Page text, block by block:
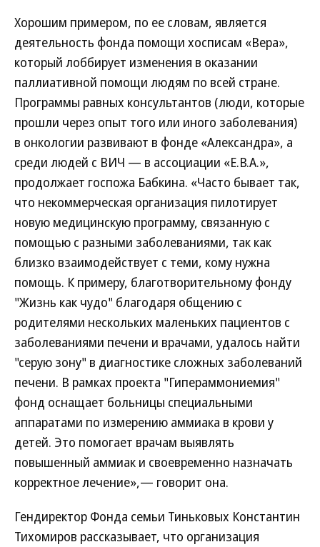
Хорошим примером, по ее словам, является
деятельность фонда помощи хосписам «Вера»,
который лоббирует изменения в оказании
паллиативной помощи людям по всей стране.
Программы равных консультантов (люди, которые
прошли через опыт того или иного заболевания)
в онкологии развивают в фонде «Александра», а
среди людей с ВИЧ — в ассоциации «Е.В.А.»,
продолжает госпожа Бабкина. «Часто бывает так,
что некоммерческая организация пилотирует
новую медицинскую программу, связанную с
помощью с разными заболеваниями, так как
близко взаимодействует с теми, кому нужна
помощь. К примеру, благотворительному фонду
"Жизнь как чудо" благодаря общению с
родителями нескольких маленьких пациентов с
заболеваниями печени и врачами, удалось найти
"серую зону" в диагностике сложных заболеваний
печени. В рамках проекта "Гипераммониемия"
фонд оснащает больницы специальными
аппаратами по измерению аммиака в крови у
детей. Это помогает врачам выявлять
повышенный аммиак и своевременно назначать
корректное лечение»,— говорит она.
Гендиректор Фонда семьи Тиньковых Константин
Тихомиров рассказывает, что организация